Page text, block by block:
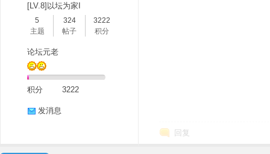
[LV.8]以坛为家I
5
主题
324
帖子
3222
积分
论坛元老
积分 3222
发消息
回复